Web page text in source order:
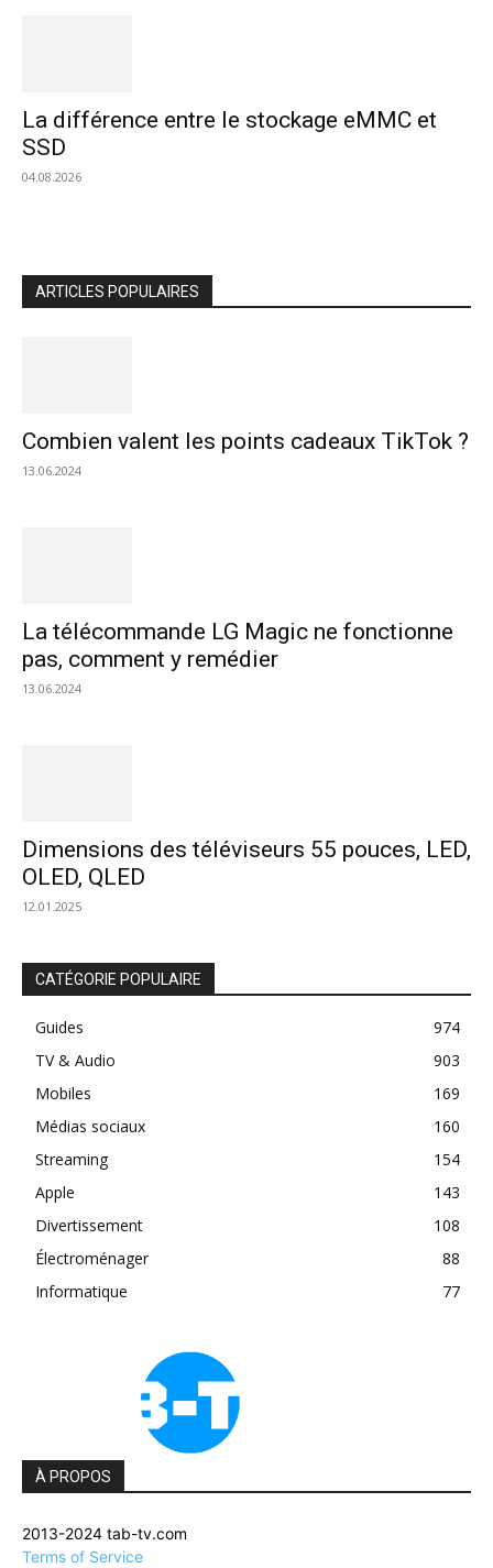
La différence entre le stockage eMMC et
SSD
04.08.2026
ARTICLES POPULAIRES
Combien valent les points cadeaux TikTok ?
13.06.2024
La télécommande LG Magic ne fonctionne
pas, comment y remédier
13.06.2024
Dimensions des téléviseurs 55 pouces, LED,
OLED, QLED
12.01.2025
CATÉGORIE POPULAIRE
Guides
974
TV & Audio
903
Mobiles
169
Médias sociaux
160
Streaming
154
Apple
143
Divertissement
108
Électroménager
88
Informatique
77
À PROPOS
2013-2024 tab-tv.com
Terms of Service